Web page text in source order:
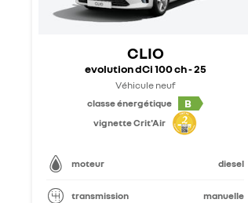
CLIO
evolution dCi 100 ch - 25
Véhicule neuf
classe énergétique
B
vignette Crit'Air
moteur diesel
transmission manuelle